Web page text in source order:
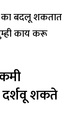
का बदलू शकतात
काय करू
शकते